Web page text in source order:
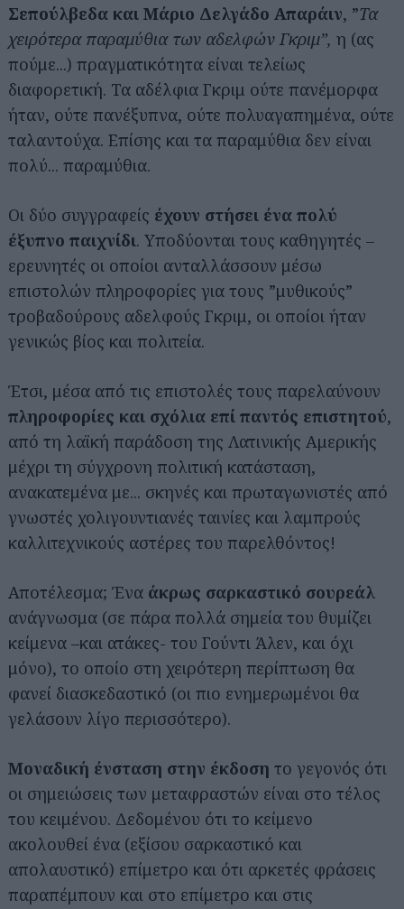
Σεπούλβεδα και Μάριο Δελγάδο Απαράιν, ”Τα
χειρότερα παραμύθια των αδελφών Γκριμ”, η (ας
πούμε...) πραγματικότητα είναι τελείως
διαφορετική. Τα αδέλφια Γκριμ ούτε πανέμορφα
ήταν, ούτε πανέξυπνα, ούτε πολυαγαπημένα, ούτε
ταλαντούχα. Επίσης και τα παραμύθια δεν είναι
πολύ... παραμύθια.
Οι δύο συγγραφείς έχουν στήσει ένα πολύ
έξυπνο παιχνίδι. Υποδύονται τους καθηγητές –
ερευνητές οι οποίοι ανταλλάσσουν μέσω
επιστολών πληροφορίες για τους ”μυθικούς”
τροβαδούρους αδελφούς Γκριμ, οι οποίοι ήταν
γενικώς βίος και πολιτεία.
Έτσι, μέσα από τις επιστολές τους παρελαύνουν
πληροφορίες και σχόλια επί παντός επιστητού,
από τη λαϊκή παράδοση της Λατινικής Αμερικής
μέχρι τη σύγχρονη πολιτική κατάσταση,
ανακατεμένα με... σκηνές και πρωταγωνιστές από
γνωστές χολιγουντιανές ταινίες και λαμπρούς
καλλιτεχνικούς αστέρες του παρελθόντος!
Αποτέλεσμα; Ένα άκρως σαρκαστικό σουρεάλ
ανάγνωσμα (σε πάρα πολλά σημεία του θυμίζει
κείμενα –και ατάκες- του Γούντι Άλεν, και όχι
μόνο), το οποίο στη χειρότερη περίπτωση θα
φανεί διασκεδαστικό (οι πιο ενημερωμένοι θα
γελάσουν λίγο περισσότερο).
Μοναδική ένσταση στην έκδοση το γεγονός ότι
οι σημειώσεις των μεταφραστών είναι στο τέλος
του κειμένου. Δεδομένου ότι το κείμενο
ακολουθεί ένα (εξίσου σαρκαστικό και
απολαυστικό) επίμετρο και ότι αρκετές φράσεις
παραπέμπουν και στο επίμετρο και στις